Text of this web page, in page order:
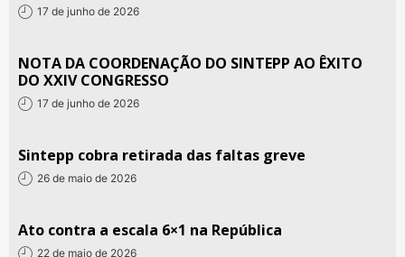
17 de junho de 2026
NOTA DA COORDENAÇÃO DO SINTEPP AO ÊXITO
DO XXIV CONGRESSO
17 de junho de 2026
Sintepp cobra retirada das faltas greve
26 de maio de 2026
Ato contra a escala 6×1 na República
22 de maio de 2026